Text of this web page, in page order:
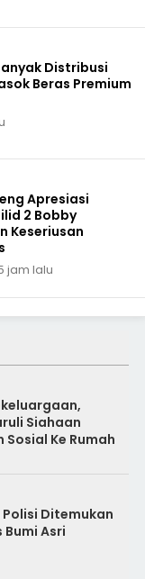
Distribusi
Beras Premium
Apresiasi
2 Bobby
Keseriusan
jam lalu
Siahaan
Sosial Ke Rumah
Ditemukan
Bumi Asri